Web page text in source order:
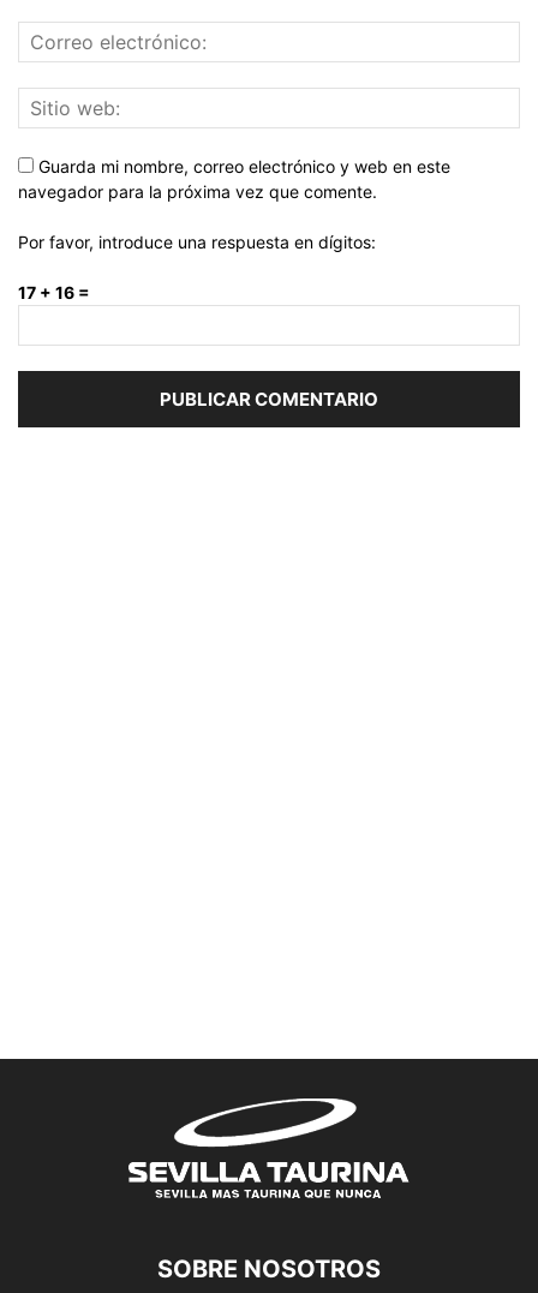
Guarda mi nombre, correo electrónico y web en este
navegador para la próxima vez que comente.
Por favor, introduce una respuesta en dígitos:
17 + 16 =
SOBRE NOSOTROS